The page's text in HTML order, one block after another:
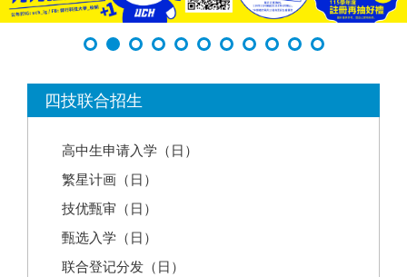
四技联合招生
高中生申请入学（日）
繁星计画（日）
技优甄审（日）
甄选入学（日）
联合登记分发（日）